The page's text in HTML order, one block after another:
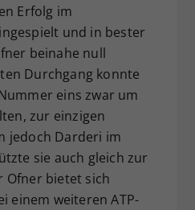
Erfolg im
und in bester
beinahe null
Durchgang konnte
eins zwar um
zur einzigen
jedoch Darderi im
sie auch gleich zur
Ofner bietet sich
einem weiteren ATP-